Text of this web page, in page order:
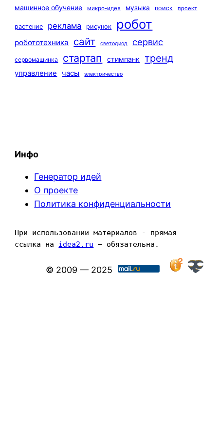
машинное обучение
микро-идея музыка поиск проект
растение реклама рисунок робот
робототехника сайт светодиод сервис
сервомашинка стартап стимпанк тренд
управление часы электричество
Инфо
Генератор идей
О проекте
Политика конфиденциальности
При использовании материалов - прямая
ссылка на idea2.ru — обязательна.
© 2009 — 2025